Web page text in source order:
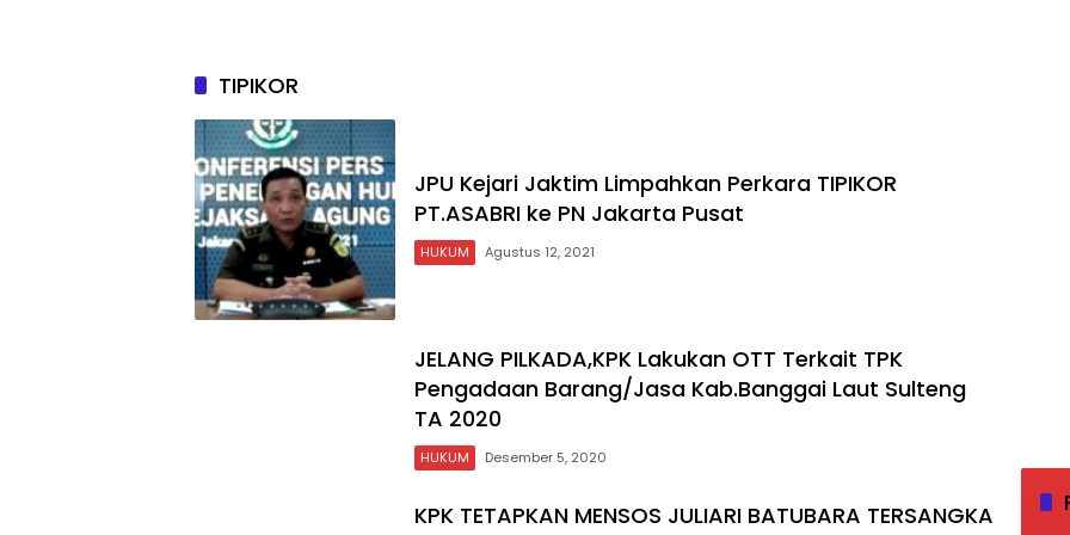
TIPIKOR
JPU Kejari Jaktim Limpahkan Perkara TIPIKOR
PT.ASABRI ke PN Jakarta Pusat
HUKUM Agustus 12, 2021
JELANG PILKADA,KPK Lakukan OTT Terkait TPK
Pengadaan Barang/Jasa Kab.Banggai Laut Sulteng
TA 2020
HUKUM Desember 5, 2020
KPK TETAPKAN MENSOS JULIARI BATUBARA TERSANGKA